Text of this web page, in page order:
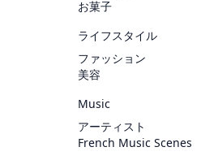
お菓子
ライフスタイル
ファッション
美容
Music
アーティスト
French Music Scenes